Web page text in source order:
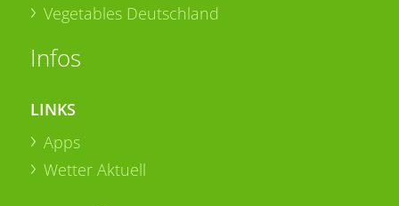
Vegetables Deutschland
Infos
LINKS
Apps
Wetter Aktuell